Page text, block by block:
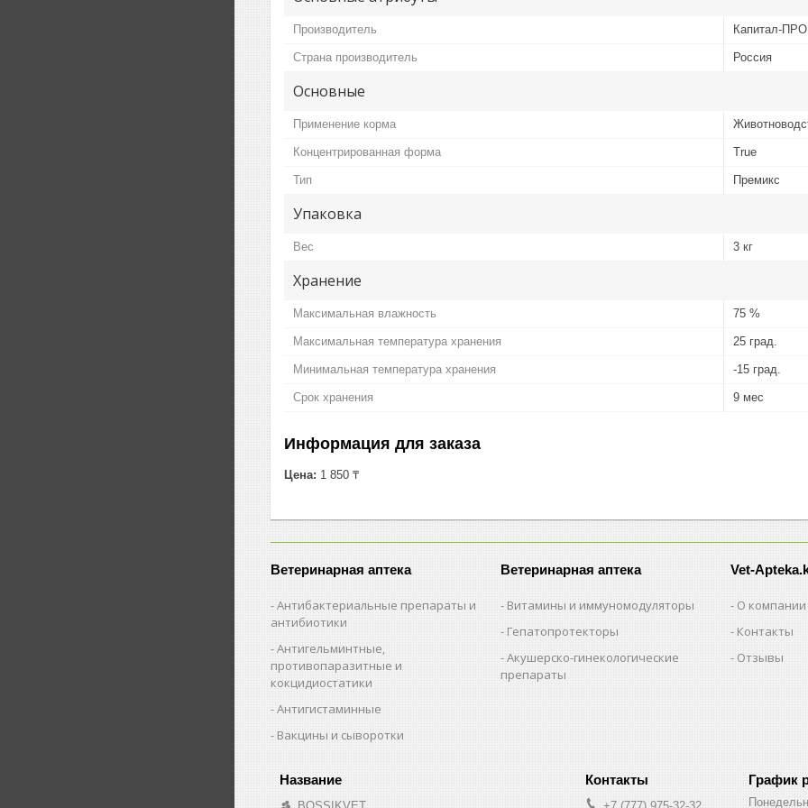
Производитель Капитал-
Страна производитель Россия
Основные
Применение корма
Концентрированная форма True
Тип Премикс
Упаковка
Вес 3 кг
Хранение
Максимальная влажность 75 %
Максимальная температура хранения 25 град.
Минимальная температура хранения -15 град.
Срок хранения 9 мес
Информация для заказа
Цена: 1 850 ₸
Ветеринарная аптека
Антибактериальные препараты и
антибиотики
Антигельминтные,
противопаразитные и
кокцидиостатики
Антигистаминные
Вакцины и сыворотки
Ветеринарная аптека
Витамины и иммуномодуляторы
Гепатопротекторы
Акушерско-гинекологические
препараты
Vet-
О компании
Контакты
Отзывы
График